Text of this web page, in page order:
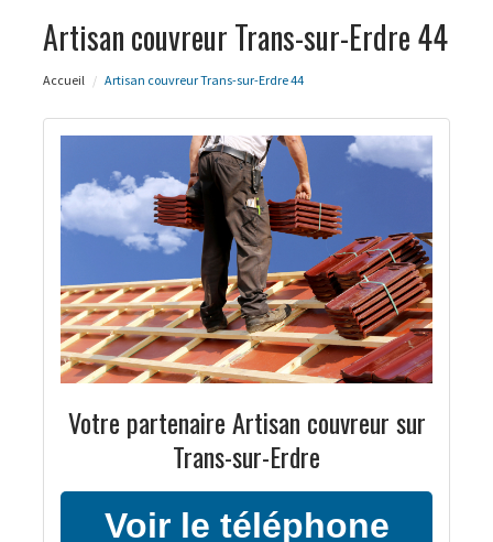
Artisan couvreur Trans-sur-Erdre 44
Accueil Artisan couvreur Trans-sur-Erdre 44
Votre partenaire Artisan couvreur sur
Trans-sur-Erdre